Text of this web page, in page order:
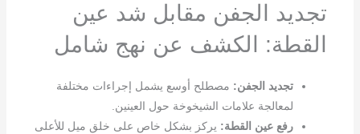
تجديد الجفن مقابل شد عين
القطة: الكشف عن نهج شامل
تجديد الجفن: مصطلح أوسع يشمل إجراءات مختلفة
لمعالجة علامات الشيخوخة حول العينين.
رفع عين القطة: يركز بشكل خاص على خلق ميل للأعلى